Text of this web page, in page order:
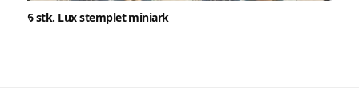
6 stk. Lux stemplet miniark